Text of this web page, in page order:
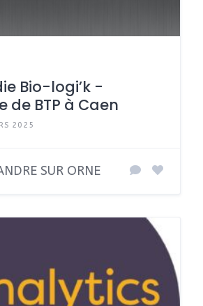
Bio-logi’k -
de BTP à Caen
2025
SUR ORNE